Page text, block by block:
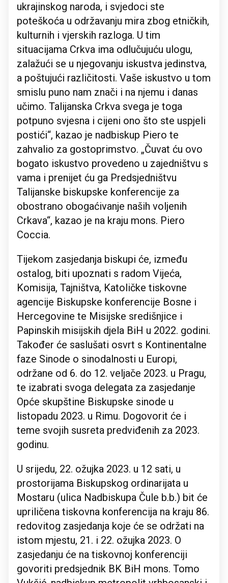
ukrajinskog naroda, i svjedoci ste
poteškoća u održavanju mira zbog etničkih,
kulturnih i vjerskih razloga. U tim
situacijama Crkva ima odlučujuću ulogu,
zalažući se u njegovanju iskustva jedinstva,
a poštujući različitosti. Vaše iskustvo u tom
smislu puno nam znači i na njemu i danas
učimo. Talijanska Crkva svega je toga
potpuno svjesna i cijeni ono što ste uspjeli
postići“, kazao je nadbiskup Piero te
zahvalio za gostoprimstvo. „Čuvat ću ovo
bogato iskustvo provedeno u zajedništvu s
vama i prenijet ću ga Predsjedništvu
Talijanske biskupske konferencije za
obostrano obogaćivanje naših voljenih
Crkava“, kazao je na kraju mons. Piero
Coccia.
Tijekom zasjedanja biskupi će, između
ostalog, biti upoznati s radom Vijeća,
Komisija, Tajništva, Katoličke tiskovne
agencije Biskupske konferencije Bosne i
Hercegovine te Misijske središnjice i
Papinskih misijskih djela BiH u 2022. godini.
Također će saslušati osvrt s Kontinentalne
faze Sinode o sinodalnosti u Europi,
održane od 6. do 12. veljače 2023. u Pragu,
te izabrati svoga delegata za zasjedanje
Opće skupštine Biskupske sinode u
listopadu 2023. u Rimu. Dogovorit će i
teme svojih susreta predviđenih za 2023.
godinu.
U srijedu, 22. ožujka 2023. u 12 sati, u
prostorijama Biskupskog ordinarijata u
Mostaru (ulica Nadbiskupa Čule b.b.) bit će
upriličena tiskovna konferencija na kraju 86.
redovitog zasjedanja koje će se održati na
istom mjestu, 21. i 22. ožujka 2023. O
zasjedanju će na tiskovnoj konferenciji
govoriti predsjednik BK BiH mons. Tomo